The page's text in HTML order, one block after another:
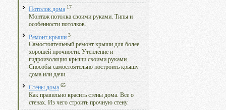
Потолок дома 17
Монтаж потолка своими руками. Типы и
особенности потолков.
Ремонт крыши 3
Самостоятельный ремонт крыши для более
хорошей прочности. Утепление и
гидроизоляция крыши своими руками.
Способы самостоятельно построить крышу
дома или дачи.
Стены дома 65
Как правильно красить стены дома. Все о
стенах. Из чего строить прочную стену.